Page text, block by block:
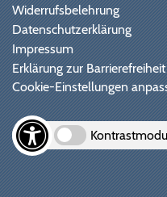
Widerrufsbelehrung
Datenschutzerklärung
Impressum
Erklärung zur Barrierefreiheit
Cookie-Einstellungen